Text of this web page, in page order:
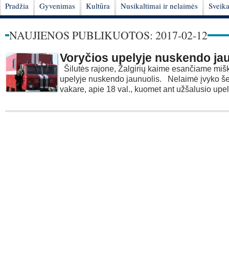
Pradžia Gyvenimas Kultūra Nusikaltimai ir nelaimės
NAUJIENOS PUBLIKUOTOS: 2017-02-12
Voryčios upelyje nuskendo
Šilutės rajone, Žalgirių kaime esančiame
upelyje nuskendo jaunuolis. Nelaimė įvyko
vakare, apie 18 val., kuomet ant užšalusio